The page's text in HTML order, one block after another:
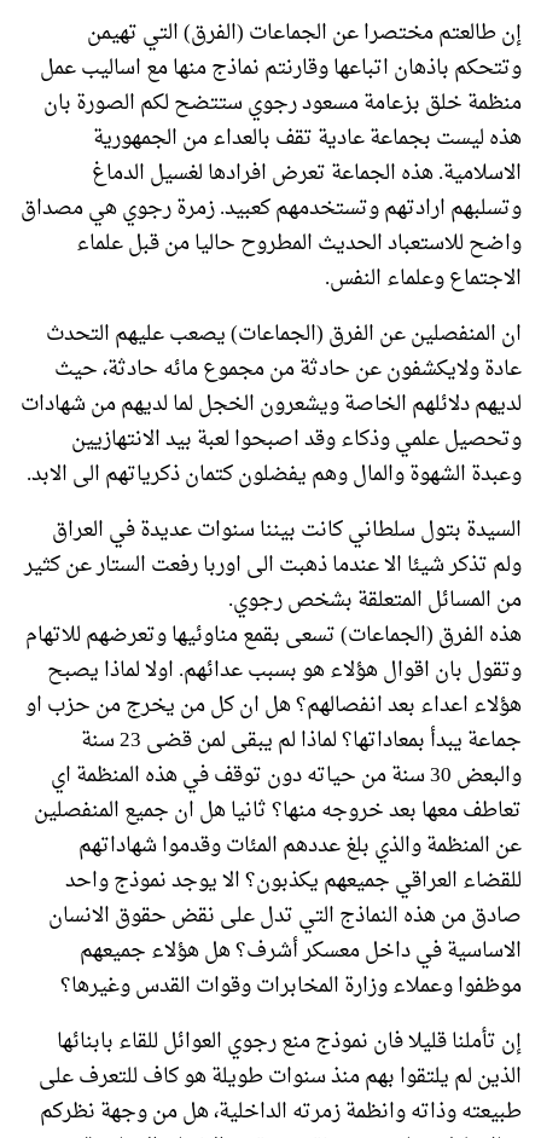
إن طالعتم مختصرا عن الجماعات (الفرق) التي تهيمن
وتتحكم باذهان اتباعها وقارنتم نماذج منها مع اساليب عمل
منظمة خلق بزعامة مسعود رجوي ستتضح لكم الصورة بان
هذه ليست بجماعة عادية تقف بالعداء من الجمهورية
الاسلامية. هذه الجماعة تعرض افرادها لغسيل الدماغ
وتسلبهم ارادتهم وتستخدمهم كعبيد. زمرة رجوي هي مصداق
واضح للاستعباد الحديث المطروح حاليا من قبل علماء
الاجتماع وعلماء النفس.
ان المنفصلين عن الفرق (الجماعات) يصعب عليهم التحدث
عادة ولايكشفون عن حادثة من مجموع مائه حادثة، حيث
لديهم دلائلهم الخاصة ويشعرون الخجل لما لديهم من شهادات
وتحصيل علمي وذكاء وقد اصبحوا لعبة بيد الانتهازيين
وعبدة الشهوة والمال وهم يفضلون كتمان ذكرياتهم الى الابد.
السيدة بتول سلطاني كانت بيننا سنوات عديدة في العراق
ولم تذكر شيئا الا عندما ذهبت الى اوربا رفعت الستار عن كثير
من المسائل المتعلقة بشخص رجوي.
هذه الفرق (الجماعات) تسعى بقمع مناوئيها وتعرضهم للاتهام
وتقول بان اقوال هؤلاء هو بسبب عدائهم. اولا لماذا يصبح
هؤلاء اعداء بعد انفصالهم؟ هل ان كل من يخرج من حزب او
جماعة يبدأ بمعاداتها؟ لماذا لم يبقى لمن قضى 23 سنة
والبعض 30 سنة من حياته دون توقف في هذه المنظمة اي
تعاطف معها بعد خروجه منها؟ ثانيا هل ان جميع المنفصلين
عن المنظمة والذي بلغ عددهم المئات وقدموا شهاداتهم
للقضاء العراقي جميعهم يكذبون؟ الا يوجد نموذج واحد
صادق من هذه النماذج التي تدل على نقض حقوق الانسان
الاساسية في داخل معسكر أشرف؟ هل هؤلاء جميعهم
موظفوا وعملاء وزارة المخابرات وقوات القدس وغيرها؟
إن تأملنا قليلا فان نموذج منع رجوي العوائل للقاء بابنائها
الذين لم يلتقوا بهم منذ سنوات طويلة هو كاف للتعرف على
طبيعته وذاته وانظمة زمرته الداخلية، هل من وجهة نظركم